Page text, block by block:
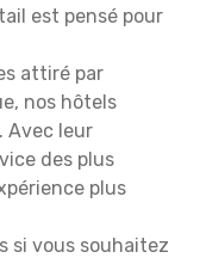
est pensé pour
attiré par
nos hôtels
Avec leur
des plus
plus
si vous souhaitez